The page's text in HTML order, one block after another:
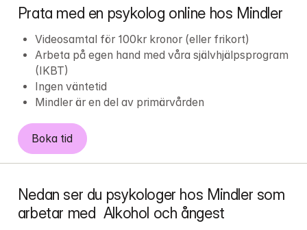
Prata med en psykolog online hos Mindler
Videosamtal för 100kr kronor (eller frikort)
Arbeta på egen hand med våra självhjälpsprogram
(IKBT)
Ingen väntetid
Mindler är en del av primärvården
Boka tid
Nedan ser du psykologer hos Mindler som
arbetar med  Alkohol och ångest